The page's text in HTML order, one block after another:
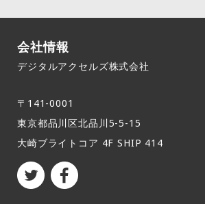
会社情報
デジタルアクセルズ株式会社
〒141-0001
東京都品川区北品川5-5-15​
大崎ブライトコア 4F SHIP 414